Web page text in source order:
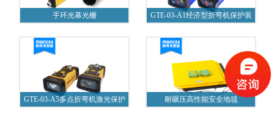
手环光幕光栅
GTE-03-A1经济型折弯机保护装
GTE-03-A5多点折弯机激光保护 耐碾压高性能安全地毯